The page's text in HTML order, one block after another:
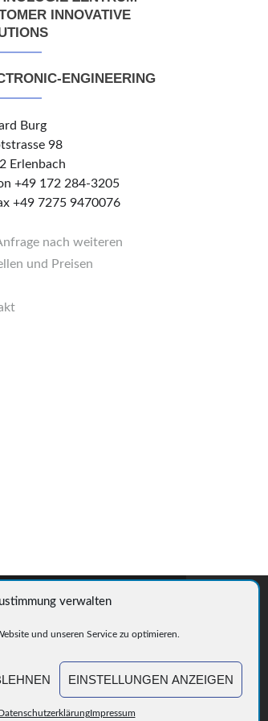
verwalten
und unseren Service zu optimieren.
EINSTELLUNGEN ANZEIGEN
Impressum
INNOVATIVE
ENGINEERING
Burg
98
Erlenbach
+49 172 284-3205
+49 7275 9470076
nach weiteren
und Preisen
© Gerhard Burg TZCIS